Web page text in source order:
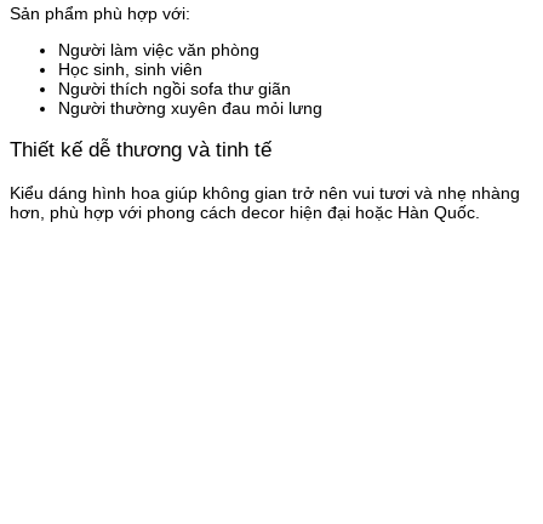
Sản phẩm phù hợp với:
Người làm việc văn phòng
Học sinh, sinh viên
Người thích ngồi sofa thư giãn
Người thường xuyên đau mỏi lưng
Thiết kế dễ thương và tinh tế
Kiểu dáng hình hoa giúp không gian trở nên vui tươi và nhẹ nhàng
hơn, phù hợp với phong cách decor hiện đại hoặc Hàn Quốc.